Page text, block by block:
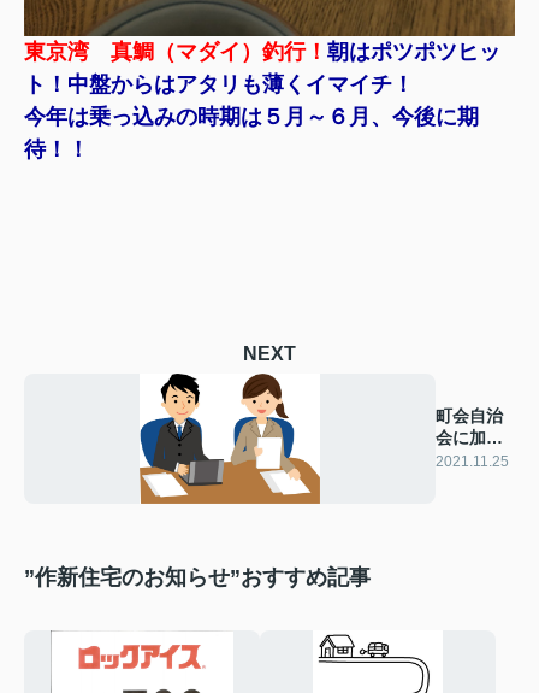
東京湾 真鯛（マダイ）釣行！ 朝はポツポツヒッ
ト！中盤からはアタリも薄くイマイチ！
今年は乗っ込みの時期は５月～６月、今後に期
待！！
NEXT
町会自治
会に加入
しましょ
2021.11.25
”作新住宅のお知らせ”おすすめ記事